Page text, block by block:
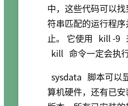
中，这些代码可以
符串匹配的运行程
止。 它使用 kill -9
kill 命令一定会执行
sysdata 脚本可以
算机硬件，还有已